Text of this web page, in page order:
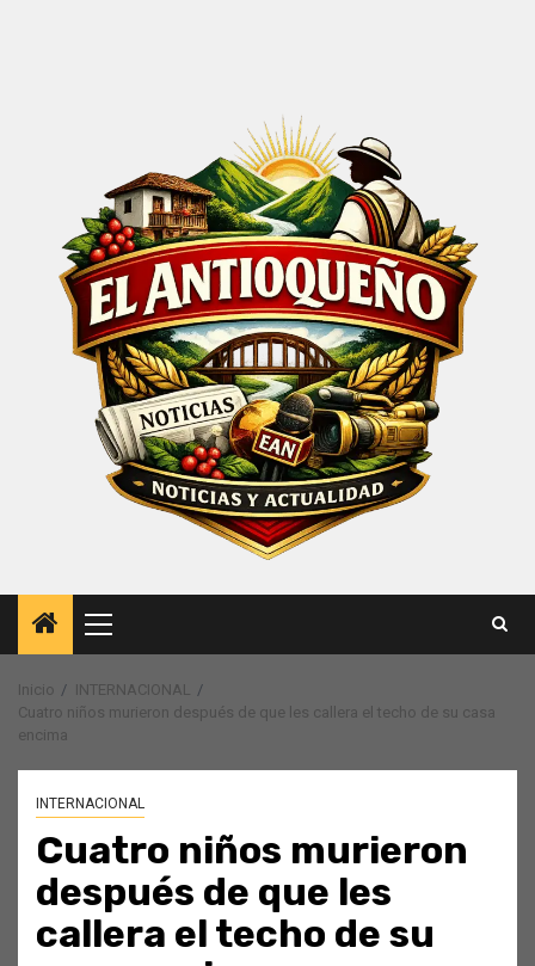
Menú
principal
Inicio
INTERNACIONAL
Cuatro niños murieron después de que les callera el techo de su casa
encima
INTERNACIONAL
Cuatro niños murieron
después de que les
callera el techo de su